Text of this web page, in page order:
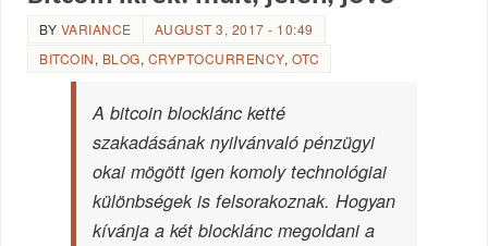
BY VARIANCE
AUGUST 3, 2017 - 10:49
BITCOIN, BLOG, CRYPTOCURRENCY, OTC
A bitcoin blocklánc ketté
szakadásának nyilvánvaló pénzügyi
okai mögött igen komoly technológiai
különbségek is felsorakoznak. Hogyan
kívánja a két blocklánc megoldani a